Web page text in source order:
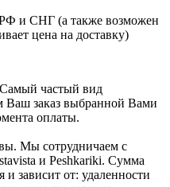
РФ и СНГ (а также возможен
цена на доставку)
частый вид
Ваш заказ выбранной Вами
оплаты.
Мы сотрудничаем с
и Peshkariki. Сумма
и зависит от: удаленности